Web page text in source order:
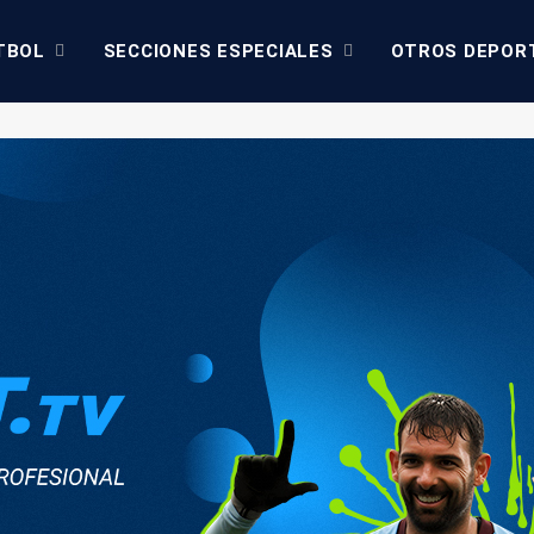
SECCIONES ESPECIALES OTROS